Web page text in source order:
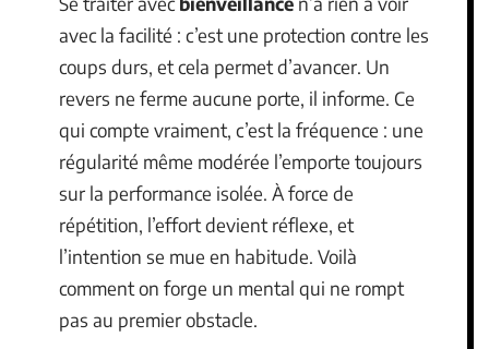
avec la facilité : c’est une protection contre les
coups durs, et cela permet d’avancer. Un
revers ne ferme aucune porte, il informe. Ce
qui compte vraiment, c’est la fréquence : une
régularité même modérée l’emporte toujours
sur la performance isolée. À force de
répétition, l’effort devient réflexe, et
l’intention se mue en habitude. Voilà
comment on forge un mental qui ne rompt
pas au premier obstacle.